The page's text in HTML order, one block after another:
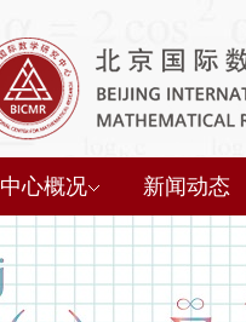
中心概况 新闻动态